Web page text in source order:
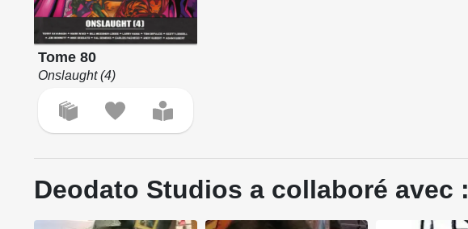
Tome 80
Onslaught (4)
Deodato Studios a collaboré avec :